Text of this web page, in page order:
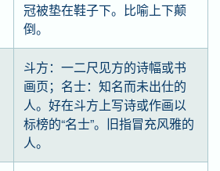
冠被垫在鞋子下。比喻上下颠
倒。
斗方：一二尺见方的诗幅或书
画页；名士：知名而未出仕的
人。好在斗方上写诗或作画以
标榜的“名士”。旧指冒充风雅的
人。